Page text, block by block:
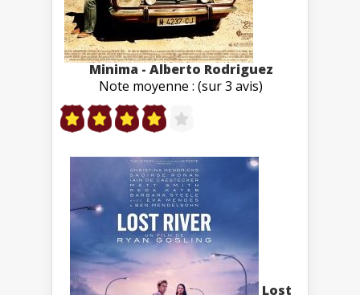
Minima - Alberto Rodriguez
Note moyenne : (sur 3 avis)
Lost